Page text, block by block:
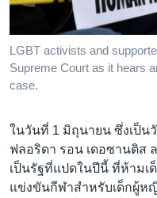
LGBT activists and
Supreme Court as it hears
case.
ในวันที่ 1 มิถุนายน ซึ่งเป็น
ฟลอริดา รอน เดอซานติส
เป็นรัฐที่แปดในปีนี้ ที่ห้ามเ
แข่งขันกีฬาสำหรับเด็กผู้ห